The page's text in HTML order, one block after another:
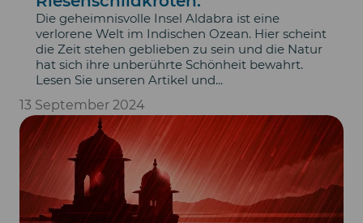
Die geheimnisvolle Insel Aldabra ist eine
verlorene Welt im Indischen Ozean. Hier scheint
die Zeit stehen geblieben zu sein und die Natur
hat sich ihre unberührte Schönheit bewahrt.
Lesen Sie unseren Artikel und...
13 September 2024